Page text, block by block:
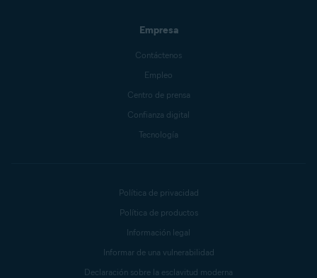
Empresa
Contáctenos
Empleo
Centro de prensa
Confianza digital
Tecnología
Política de privacidad
Política de productos
Información legal
Informar de una vulnerabilidad
Declaración sobre la esclavitud moderna